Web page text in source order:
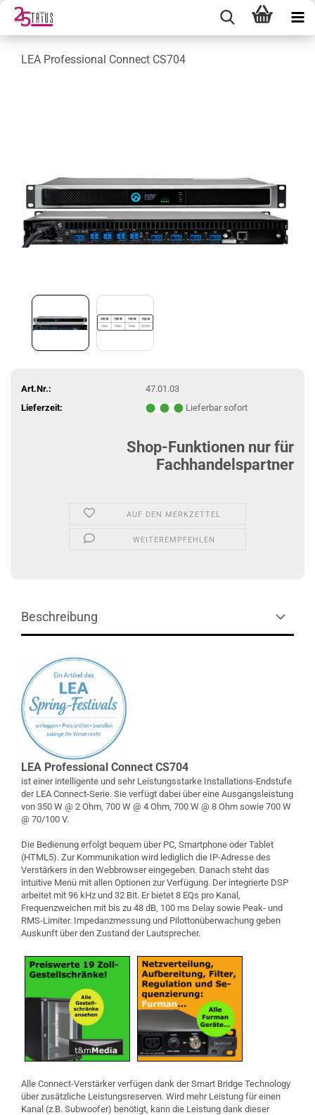
LEA Professional Connect CS704
Art.Nr.:
47.01.03
Lieferzeit:
Lieferbar sofort
Shop-Funktionen nur für
Fachhandelspartner
AUF DEN MERKZETTEL
WEITEREMPFEHLEN
Beschreibung
LEA Professional Connect CS704
ist einer intelligente und sehr Leistungsstarke Installations-Endstufe
der LEA Connect-Serie. Sie verfügt dabei über eine Ausgangsleistung
von 350 W @ 2 Ohm, 700 W @ 4 Ohm, 700 W @ 8 Ohm sowie 700 W
@ 70/100 V.
Die Bedienung erfolgt bequem über PC, Smartphone oder Tablet
(HTML5). Zur Kommunikation wird lediglich die IP-Adresse des
Verstärkers in den Webbrowser eingegeben. Danach steht das
intuitive Menü mit allen Optionen zur Verfügung. Der integrierte DSP
arbeitet mit 96 kHz und 32 Bit. Er bietet 8 EQs pro Kanal,
Frequenzweichen mit bis zu 48 dB, 100 ms Delay sowie Peak- und
RMS-Limiter. Impedanzmessung und Pilottonüberwachung geben
Auskunft über den Zustand der Lautsprecher.
Alle Connect-Verstärker verfügen dank der Smart Bridge Technology
über zusätzliche Leistungsreserven. Wird mehr Leistung für einen
Kanal (z.B. Subwoofer) benötigt, kann die Leistung dank dieser